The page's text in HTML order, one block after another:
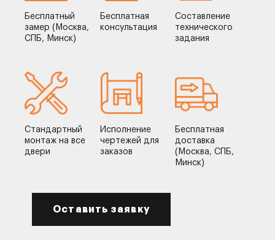
Бесплатный
замер (Москва,
СПБ, Минск)
Бесплатная
консультация
Составление
технического
задания
Стандартный
монтаж на все
двери
Исполнение
чертежей для
заказов
Бесплатная
доставка
(Москва, СПБ,
Минск)
Оставить заявку